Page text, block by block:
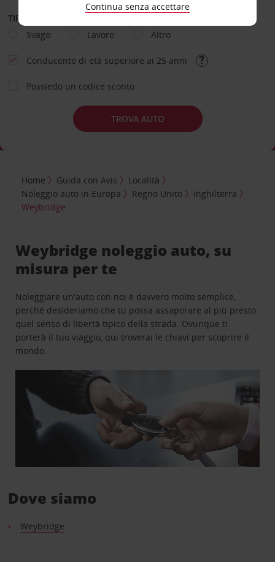
TIPOLOGIA DI NOLEGGIO
Svago
Lavoro Altro
Conducente di età superiore ai 25 anni
Possiedo un codice sconto
TROVA AUTO
Home Guida con Avis
Località
Noleggio auto in Europa
Regno Unito
Inghilterra
Weybridge
Weybridge noleggio auto, su
misura per te
Noleggiare un'auto con noi è davvero molto semplice,
perché desideriamo che tu possa assaporare al più presto
quel senso di libertà tipico della strada. Ovunque ti
porterà il tuo viaggio, qui troverai le chiavi per scoprire il
mondo.
Dove siamo
Weybridge
Continua senza accettare